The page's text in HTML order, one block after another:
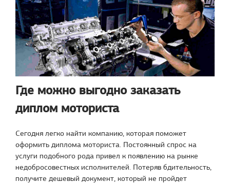
Где можно выгодно заказать
диплом моториста
Сегодня легко найти компанию, которая поможет
оформить диплома моториста. Постоянный спрос на
услуги подобного рода привел к появлению на рынке
недобросовестных исполнителей. Потеряв бдительность,
получите дешевый документ, который не пройдет